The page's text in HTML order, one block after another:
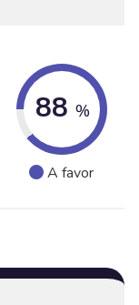
88 %
A favor